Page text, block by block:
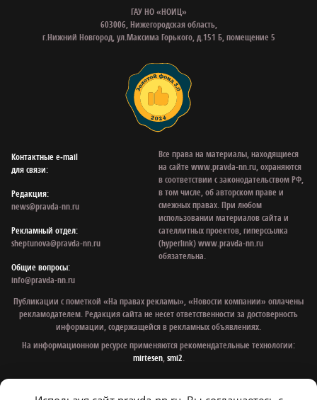
ГАУ НО «НОИЦ»
603006, Нижегородская область,
г.Нижний Новгород, ул.Максима Горького, д.151 Б, помещение 5
Контактные e‑mail
для связи:
Редакция:
news@pravda-nn.ru
Рекламный отдел:
sheptunova@pravda-nn.ru
Общие вопросы:
info@pravda-nn.ru
Все права на материалы, находящиеся
на сайте www.pravda-nn.ru, охраняются
в соответствии с законодательством РФ,
в том числе, об авторском праве и
смежных правах. При любом
использовании материалов сайта и
сателлитных проектов, гиперссылка
(hyperlink) www.pravda-nn.ru
обязательна.
Публикации с пометкой «На правах рекламы», «Новости компании» оплачены
рекламодателем. Редакция сайта не несет ответственности за достоверность
информации, содержащейся в рекламных объявлениях.
На информационном ресурсе применяются рекомендательные технологии:
mirtesen,smi2.